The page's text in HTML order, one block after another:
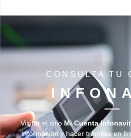
CONSULTA TU
Visitar el sitioMi Cuenta Infonavit
información y hacer trámites en